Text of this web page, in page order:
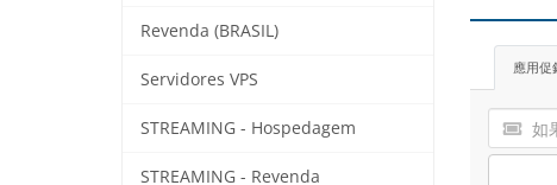
Revenda (BRASIL)
Servidores VPS
STREAMING - Hospedagem
STREAMING - Revenda
應用促